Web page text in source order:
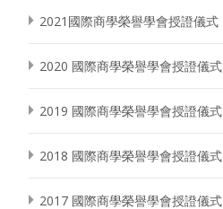
2021國際商學榮譽學會授證儀式
2020 國際商學榮譽學會授證儀式
2019 國際商學榮譽學會授證儀式
2018 國際商學榮譽學會授證儀式
2017 國際商學榮譽學會授證儀式